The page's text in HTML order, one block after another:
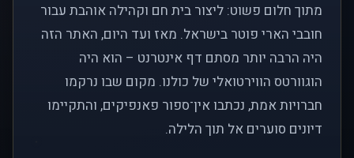
מתוך חלום פשוט: ליצור בית חם וקהילה אוהבת עבור
חובבי הארי פוטר בישראל. מאז ועד היום, האתר הזה
היה הרבה יותר מסתם דף אינטרנט – הוא היה
הוגוורטס הווירטואלי של כולנו. מקום שבו נרקמו
חברויות אמת, נכתבו אין־ספור פאנפיקים, והתקיימו
דיונים סוערים אל תוך הלילה.